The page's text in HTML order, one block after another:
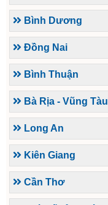
Bình Dương
Đồng Nai
Bình Thuận
Bà Rịa - Vũng Tàu
Long An
Kiên Giang
Cần Thơ